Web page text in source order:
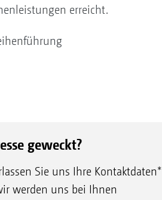
erreicht.
geweckt?
Sie uns Ihre Kontaktdaten*
werden uns bei Ihnen